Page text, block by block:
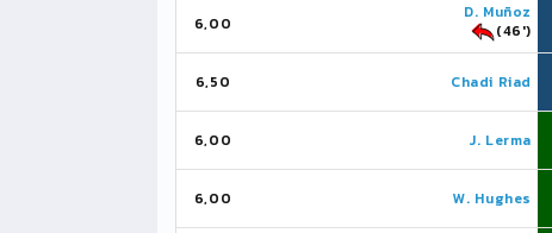
6,00
D. Muñoz
(46')
6,50 Chadi Riad
6,00 J. Lerma
6,00 W. Hughes